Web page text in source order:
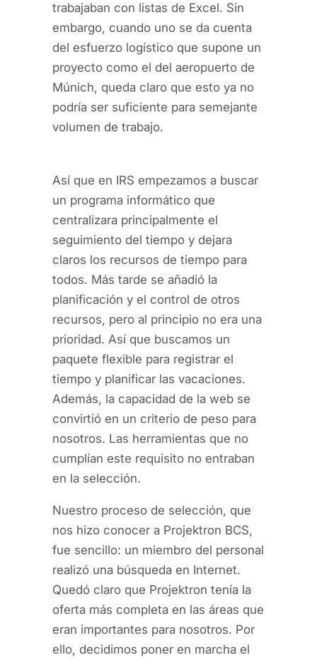
trabajaban con listas de Excel. Sin
embargo, cuando uno se da cuenta
del esfuerzo logístico que supone un
proyecto como el del aeropuerto de
Múnich, queda claro que esto ya no
podría ser suficiente para semejante
volumen de trabajo.
Así que en IRS empezamos a buscar
un programa informático que
centralizara principalmente el
seguimiento del tiempo y dejara
claros los recursos de tiempo para
todos. Más tarde se añadió la
planificación y el control de otros
recursos, pero al principio no era una
prioridad. Así que buscamos un
paquete flexible para registrar el
tiempo y planificar las vacaciones.
Además, la capacidad de la web se
convirtió en un criterio de peso para
nosotros. Las herramientas que no
cumplían este requisito no entraban
en la selección.
Nuestro proceso de selección, que
nos hizo conocer a Projektron BCS,
fue sencillo: un miembro del personal
realizó una búsqueda en Internet.
Quedó claro que Projektron tenía la
oferta más completa en las áreas que
eran importantes para nosotros. Por
ello, decidimos poner en marcha el